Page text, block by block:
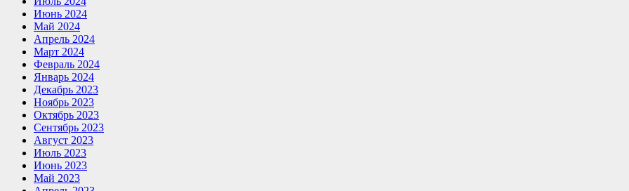
Июнь 2024
Май 2024
Апрель 2024
Март 2024
Февраль 2024
Январь 2024
Декабрь 2023
Ноябрь 2023
Октябрь 2023
Сентябрь 2023
Август 2023
Июль 2023
Июнь 2023
Май 2023